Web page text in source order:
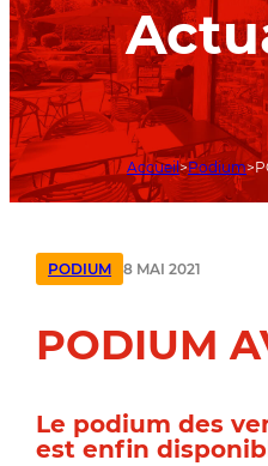
Accueil Podium
PODIUM 8 MAI 2021
PODIUM
Le podium des
est enfin